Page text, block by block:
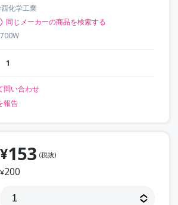
化学工業
同じメーカーの商品を検索する
1
問い合わせ
報告
¥153 (税抜)
¥200